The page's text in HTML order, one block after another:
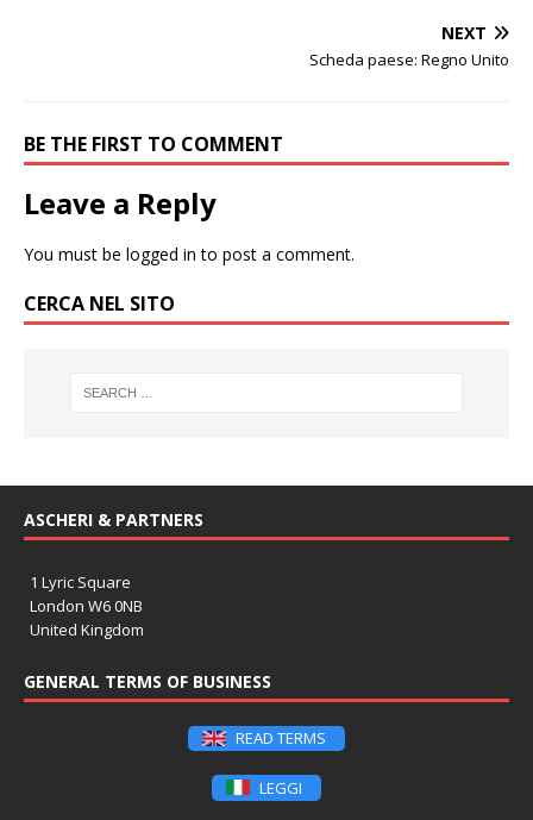
NEXT
Scheda paese: Regno Unito
BE THE FIRST TO COMMENT
Leave a Reply
You must be logged in to post a comment.
CERCA NEL SITO
ASCHERI & PARTNERS
1 Lyric Square
London W6 0NB
United Kingdom
GENERAL TERMS OF BUSINESS
READ TERMS
LEGGI